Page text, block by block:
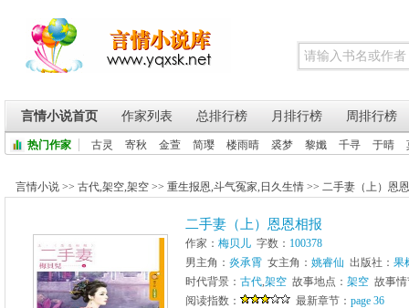
言情小说首页 作家列表 总排行榜 月排行榜 周排行榜
热门作家 古灵 寄秋 金萱 简璎 楼雨晴 裘梦 黎孅 千寻 于晴
言情小说 >> 古代,架空,架空 >> 重生报恩,斗气冤家, 日久生情 >> 二手妻（上）恩
二手妻（上）恩恩相报
作家： 梅贝儿 字数： 100378
男主角： 炎承霄 女主角： 姚睿仙 出版社： 果
时代背景： 古代,架空 故事地点： 架空 故事
阅读指数：
最新章节： page 36